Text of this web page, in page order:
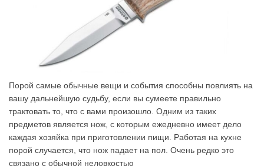
Порой самые обычные вещи и события способны повлиять на
вашу дальнейшую судьбу, если вы сумеете правильно
трактовать то, что с вами произошло. Одним из таких
предметов является нож, с которым ежедневно имеет дело
каждая хозяйка при приготовлении пищи. Работая на кухне
порой случается, что нож падает на пол. Очень редко это
связано с обычной неловкостью